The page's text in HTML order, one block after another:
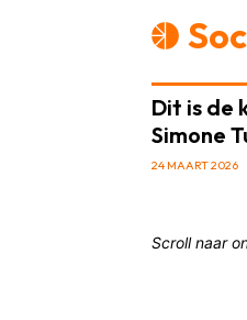
Dit is de
Simone
24 MAART 2026
Scroll naar